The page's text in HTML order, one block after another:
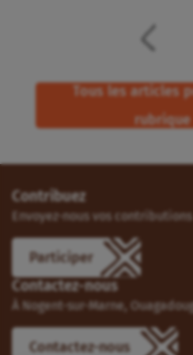
Tous les articles
rubrique
Contribuez
Envoyez-nous vos
Participer
Contactez-nous
À Nogent-sur-Marne,
Contactez-nous